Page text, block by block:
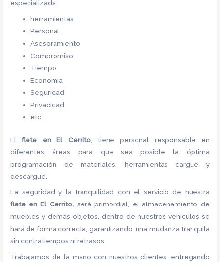
especializada:
herramientas
Personal
Asesoramiento
Compromiso
Tiempo
Economía
Seguridad
Privacidad
etc
Elflete en El Cerrito, tiene personal responsable en
diferentes áreas para que sea posible la óptima
programación de materiales, herramientas cargue y
descargue.
La seguridad y la tranquilidad con el servicio de nuestra
flete en El Cerrito, será primordial, el almacenamiento de
muebles y demás objetos, dentro de nuestros vehículos se
hará de forma correcta, garantizando una mudanza tranquila
sin contratiempos ni retrasos.
Trabajamos de la mano con nuestros clientes, entregando